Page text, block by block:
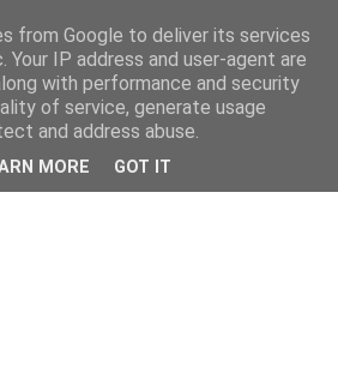
from Google to deliver its services
Your IP address and user-agent are
with performance and security
of service, generate usage
and address abuse.
MORE GOT IT